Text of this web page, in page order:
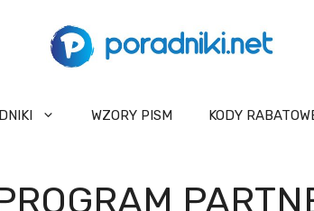
WZORY PISM KODY